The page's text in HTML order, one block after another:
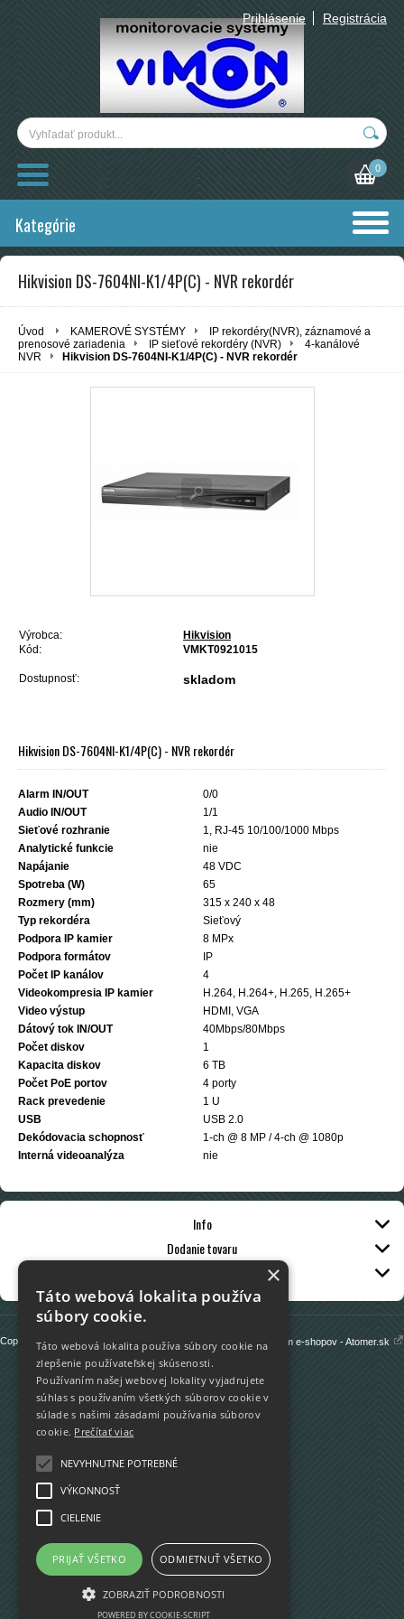
Prihlásenie Registrácia
0
Kategórie
Hikvision DS-7604NI-K1/4P(C) - NVR rekordér
Úvod KAMEROVÉ SYSTÉMY
IP rekordéry(NVR), záznamové a
prenosové zariadenia
IP sieťové rekordéry (NVR)
4-kanálové
NVR
Hikvision DS-7604NI-K1/4P(C) - NVR rekordér
Výrobca:
Hikvision
Kód:
VMKT0921015
Dostupnosť: skladom
Hikvision DS-7604NI-K1/4P(C) - NVR rekordér
Alarm IN/OUT
0/0
Audio IN/OUT
1/1
Sieťové rozhranie
1, RJ-45 10/100/1000 Mbps
Analytické funkcie
nie
Napájanie
48 VDC
Spotreba (W)
65
Rozmery (mm)
315 x 240 x 48
Typ rekordéra
Sieťový
Podpora IP kamier
8 MPx
Podpora formátov
IP
Počet IP kanálov
4
Videokompresia IP kamier
H.264, H.264+, H.265, H.265+
Video výstup
HDMI, VGA
Dátový tok IN/OUT
40Mbps/80Mbps
Počet diskov
1
Kapacita diskov
6 TB
Počet PoE portov
4 porty
Rack prevedenie
1 U
USB
USB 2.0
Dekódovacia schopnosť
1-ch @ 8 MP / 4-ch @ 1080p
Interná videoanalýza
nie
Info
Dodanie tovaru
Copyright 2013 - 2026 © vimon.sk Prenájom e-shopov - Atomer.sk
×
Táto webová lokalita používa
súbory cookie.
Táto webová lokalita používa súbory cookie na
zlepšenie používateľskej skúsenosti.
Používaním našej webovej lokality vyjadrujete
súhlas s používaním všetkých súborov cookie v
súlade s našimi zásadami používania súborov
cookie. Prečítať viac
NEVYHNUTNE POTREBNÉ
VÝKONNOSŤ
CIELENIE
PRIJAŤ VŠETKO ODMIETNUŤ VŠETKO
ZOBRAZIŤ PODROBNOSTI
POWERED BY COOKIE-SCRIPT